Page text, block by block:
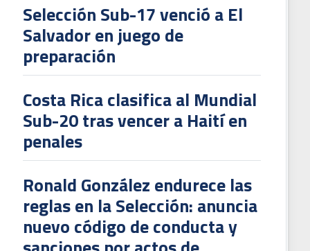
Selección Sub-17 venció a El
Salvador en juego de
preparación
Costa Rica clasifica al Mundial
Sub-20 tras vencer a Haití en
penales
Ronald González endurece las
reglas en la Selección: anuncia
nuevo código de conducta y